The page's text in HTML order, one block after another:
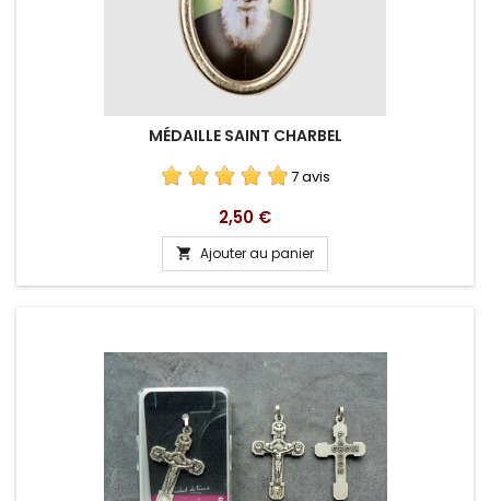
MÉDAILLE SAINT CHARBEL
7 avis
Prix
2,50 €
 Ajouter au panier